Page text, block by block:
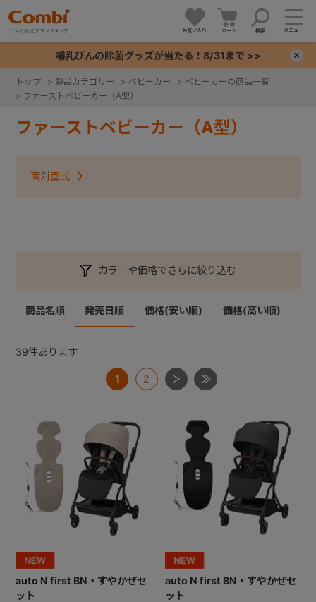
お気に入り カート 検索 メニュー
哺乳びんの除菌グッズが当たる！8/31まで >>
トップ > 製品カテゴリー > ベビーカー > ベビーカーの商品一覧
> ファーストベビーカー（A型）
ファーストベビーカー（A型）
両対面式
カラーや価格でさらに絞り込む
商品名順 発売日順 価格(安い順) 価格(高い順)
39件あります
1 2
auto N first BN・すやかぜセ
ット
auto N first BN・すやかぜセ
ット